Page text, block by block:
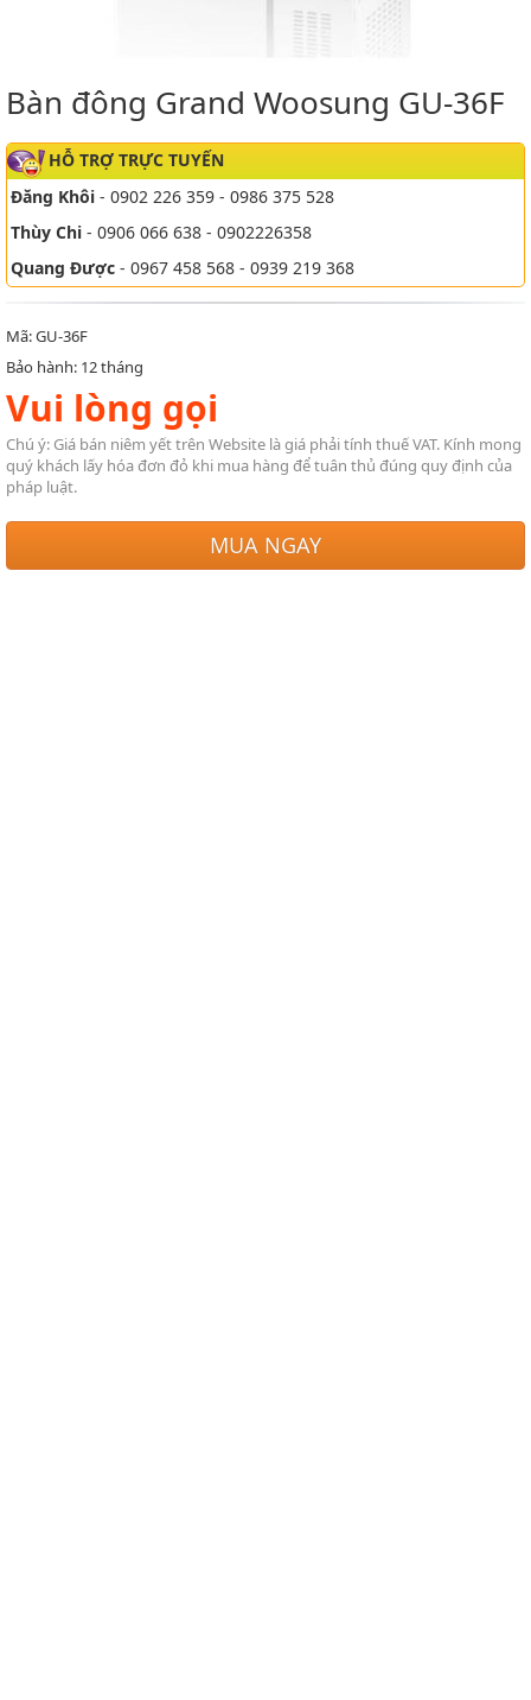
Bàn đông Grand Woosung GU-36F
HỖ TRỢ TRỰC TUYẾN
Đăng Khôi - 0902 226 359 - 0986 375 528
Thùy Chi - 0906 066 638 - 0902226358
Quang Được - 0967 458 568 - 0939 219 368
Mã: GU-36F
Bảo hành: 12 tháng
Vui lòng gọi
Chú ý: Giá bán niêm yết trên Website là giá phải tính thuế VAT. Kính mong
quý khách lấy hóa đơn đỏ khi mua hàng để tuân thủ đúng quy định của
pháp luật.
MUA NGAY